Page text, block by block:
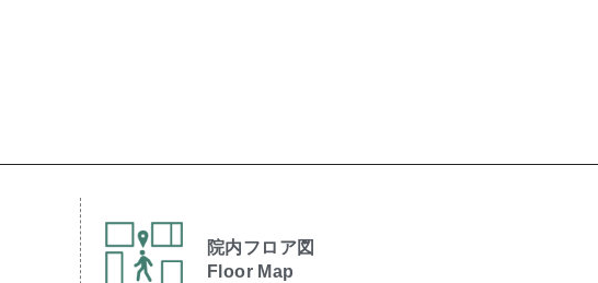
院内フロア図
Floor Map